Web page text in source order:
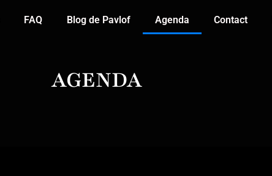
FAQ Blog de Pavlof Agenda Contact
AGENDA